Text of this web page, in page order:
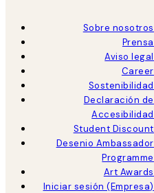
Sobre nosotros
Prensa
Aviso legal
Career
Sostenibilidad
Declaración de
Accesibilidad
Student Discount
Desenio Ambassador
Programme
Art Awards
Iniciar sesión (Empresa)